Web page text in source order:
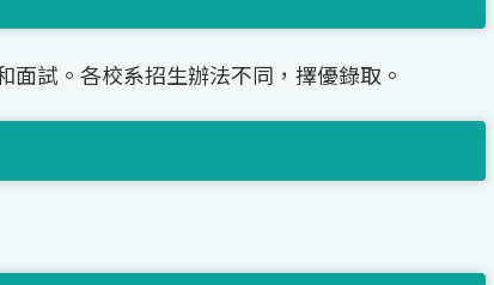
試。各校系招生辦法不同，擇優錄取。